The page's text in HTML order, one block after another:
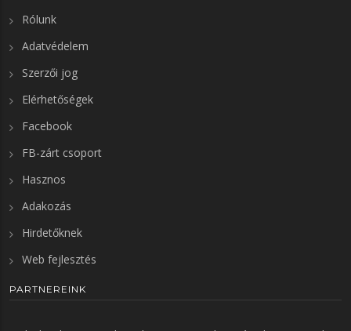
Rólunk
Adatvédelem
Szerzői jog
Elérhetőségek
Facebook
FB-zárt csoport
Hasznos
Adakozás
Hirdetőknek
Web fejlesztés
PARTNEREINK